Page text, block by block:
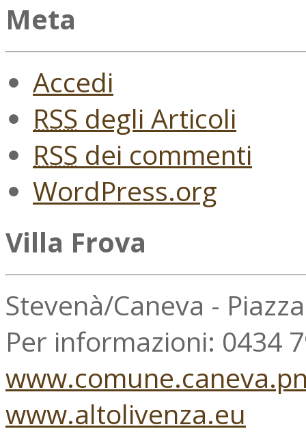
Meta
Accedi
RSS degli Articoli
RSS dei commenti
WordPress.org
Villa Frova
Stevenà/Caneva -
Per informazioni: 0434
www.altolivenza.eu